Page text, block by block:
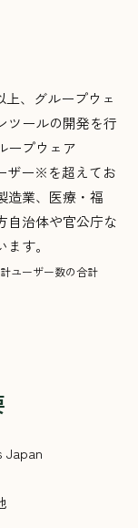
上、グループウェ
ツールの開発を行
ープウェア
ザー※を超えてお
造業、医療・福
自治体や官公庁な
す。
ユーザー数の合計
Japan